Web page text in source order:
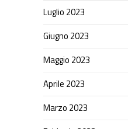
Luglio 2023
Giugno 2023
Maggio 2023
Aprile 2023
Marzo 2023